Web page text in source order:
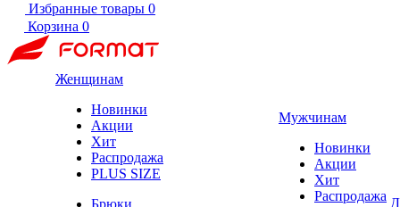
Избранные товары 0
Корзина 0
Женщинам
Новинки
Акции
Хит
Распродажа
PLUS SIZE
Брюки
Мужчинам
Новинки
Акции
Хит
Распродажа